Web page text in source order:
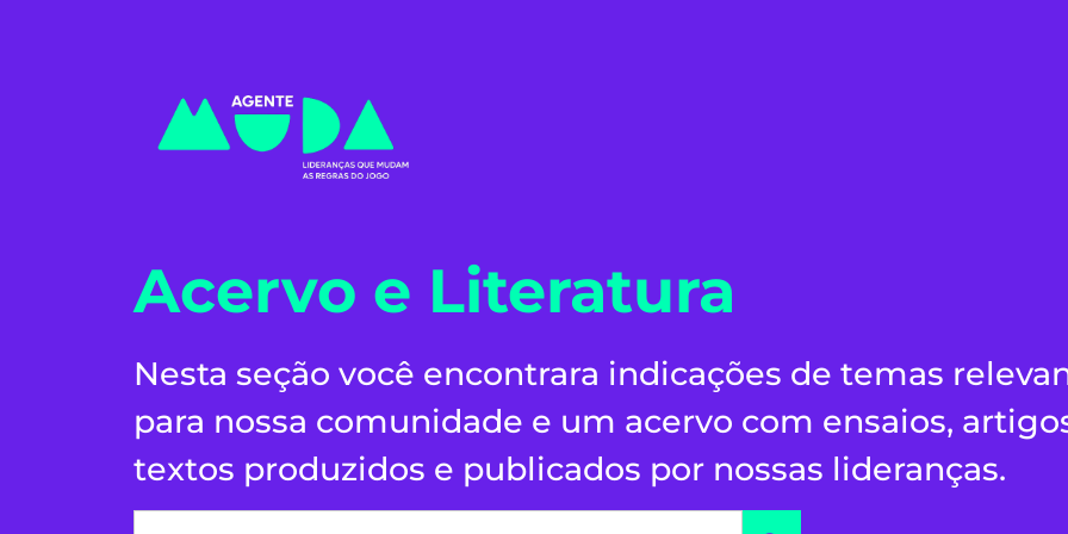
Acervo e Literatura
Nesta seção você encontrara indicações de temas
para nossa comunidade e um acervo com ensaios,
textos produzidos e publicados por nossas lideranças.